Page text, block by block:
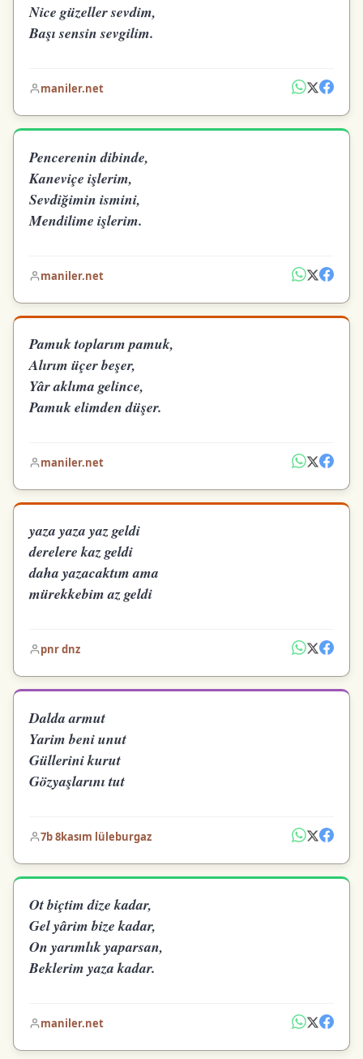
Nice güzeller sevdim,
Başı sensin sevgilim.
maniler.net
Pencerenin dibinde,
Kaneviçe işlerim,
Sevdiğimin ismini,
Mendilime işlerim.
maniler.net
Pamuk toplarım pamuk,
Alırım üçer beşer,
Yâr aklıma gelince,
Pamuk elimden düşer.
maniler.net
yaza yaza yaz geldi
derelere kaz geldi
daha yazacaktım ama
mürekkebim az geldi
pnr dnz
Dalda armut
Yarim beni unut
Güllerini kurut
Gözyaşlarını tut
7b 8kasım lüleburgaz
Ot biçtim dize kadar,
Gel yârim bize kadar,
On yarımlık yaparsan,
Beklerim yaza kadar.
maniler.net